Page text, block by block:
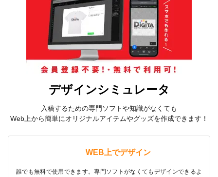
デザインシミュレータ
入稿するための専門ソフトや知識がなくても
Web上から簡単にオリジナルアイテムやグッズを作成できます！
WEB上でデザイン
誰でも無料で使用できます。専門ソフトがなくてもデザインできるよ